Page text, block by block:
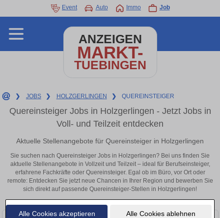
Alle Cookies akzeptieren Alle Cookies ablehnen
Event Auto Immo Job
ANZEIGEN
MARKT-
TUEBINGEN
❯ JOBS ❯ HOLZGERLINGEN ❯ QUEREINSTEIGER
Quereinsteiger Jobs in Holzgerlingen - Jetzt Jobs in
Voll- und Teilzeit entdecken
Aktuelle Stellenangebote für Quereinsteiger in Holzgerlingen
Sie suchen nach Quereinsteiger Jobs in Holzgerlingen? Bei uns finden Sie
aktuelle Stellenangebote in Vollzeit und Teilzeit – ideal für Berufseinsteiger,
erfahrene Fachkräfte oder Quereinsteiger. Egal ob im Büro, vor Ort oder
remote: Entdecken Sie jetzt neue Chancen in Ihrer Region und bewerben Sie
sich direkt auf passende Quereinsteiger-Stellen in Holzgerlingen!